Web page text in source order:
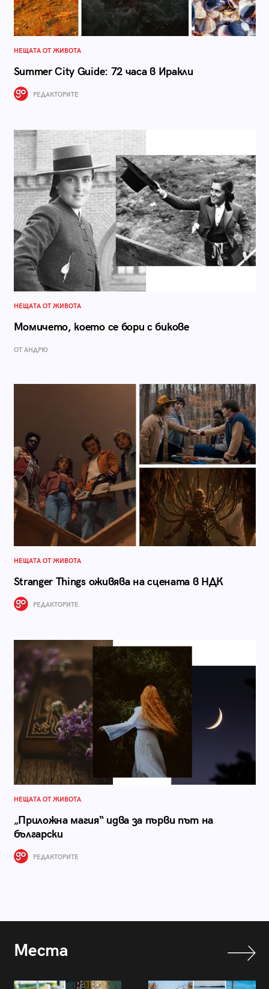
НЕЩАТА ОТ ЖИВОТА
Summer City Guide: 72 часа в Иракли
РЕДАКТОРИТЕ
НЕЩАТА ОТ ЖИВОТА
Момичето, което се бори с бикове
ОТ АНДРЮ
НЕЩАТА ОТ ЖИВОТА
Stranger Things оживява на сцената в НДК
РЕДАКТОРИТЕ
НЕЩАТА ОТ ЖИВОТА
„Приложна магия“ идва за първи път на
български
РЕДАКТОРИТЕ
Места